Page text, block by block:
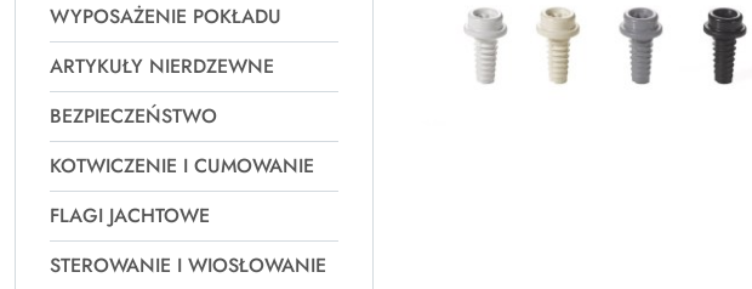
WYPOSAŻENIE POKŁADU
ARTYKUŁY NIERDZEWNE
BEZPIECZEŃSTWO
KOTWICZENIE I CUMOWANIE
FLAGI JACHTOWE
STEROWANIE I WIOSŁOWANIE